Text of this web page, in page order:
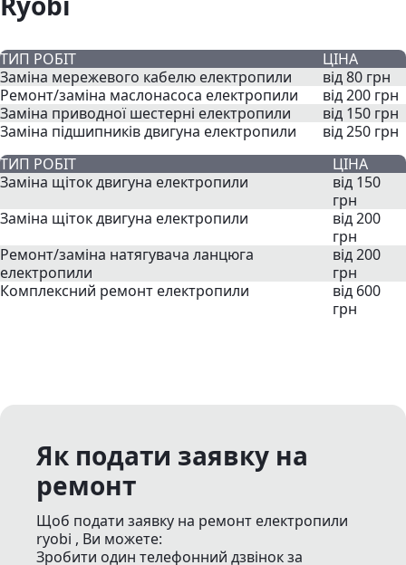
ТИП РОБІТ
ЦІНА
Заміна мережевого кабелю електропили
від 80 грн
Ремонт/заміна маслонасоса електропили
від 200 грн
Заміна приводної шестерні електропили
від 150 грн
Заміна підшипників двигуна електропили
від 250 грн
ТИП РОБІТ
ЦІНА
Заміна щіток двигуна електропили
від 150
грн
Заміна щіток двигуна електропили
від 200
грн
Ремонт/заміна натягувача ланцюга
електропили
від 200
грн
Комплексний ремонт електропили
від 600
грн
Як подати заявку на
ремонт
Щоб подати заявку на ремонт електропили
ryobi , Ви можете:
Зробити один телефонний дзвінокза